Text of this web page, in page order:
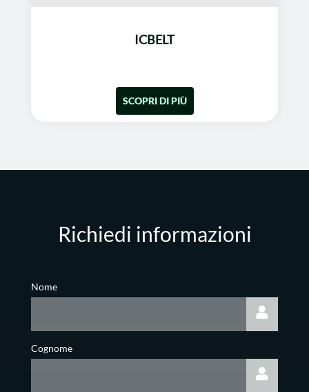
ICBELT
SCOPRI DI PIÙ
Richiedi informazioni
Nome
Cognome